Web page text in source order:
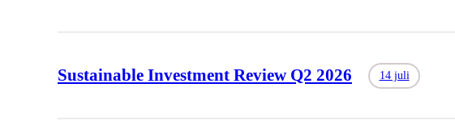
Sustainable Investment Review Q2 2026 14 juli